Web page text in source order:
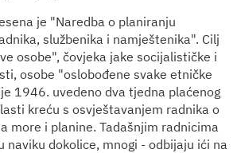
je "Naredba o planiranju
službenika i namještenika". Cilj
osobe", čovjeka jake socijalističke i
osobe "oslobođene svake etničke
1946. uvedeno dva tjedna plaćenog
kreću s osvještavanjem radnika o
more i planine. Tadašnjim radnicima
naviku dokolice, mnogi - odbijaju ići na